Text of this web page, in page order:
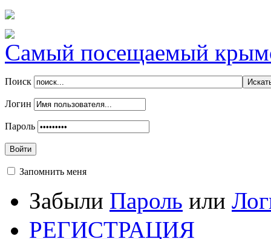
Самый посещаемый
Поиск
Логин
Пароль
Войти
Запомнить меня
Забыли Пароль или
РЕГИСТРАЦИЯ